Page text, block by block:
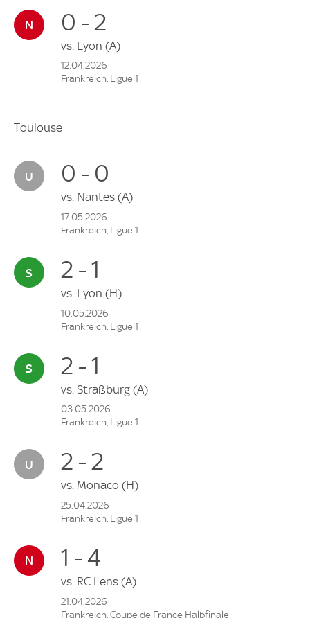
0 - 2
vs. Lyon (A)
12.04.2026
Frankreich, Ligue 1
Toulouse
0 - 0
vs. Nantes (A)
17.05.2026
Frankreich, Ligue 1
2 - 1
vs. Lyon (H)
10.05.2026
Frankreich, Ligue 1
2 - 1
vs. Straßburg (A)
03.05.2026
Frankreich, Ligue 1
2 - 2
vs. Monaco (H)
25.04.2026
Frankreich, Ligue 1
1 - 4
vs. RC Lens (A)
21.04.2026
Frankreich, Coupe de France Halbfinale